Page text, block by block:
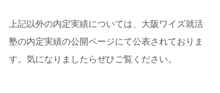
上記以外の内定実績については、大阪ワイズ就活
塾の内定実績の公開ページにて公表されておりま
す。気になりましたらぜひご覧ください。